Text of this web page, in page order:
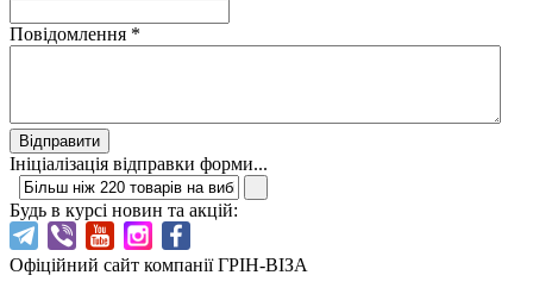
Повідомлення *
Відправити
Ініціалізація відправки форми...
Будь в курсі новин та акцій:
Офіційний сайт компанії ГРІН-ВІЗА